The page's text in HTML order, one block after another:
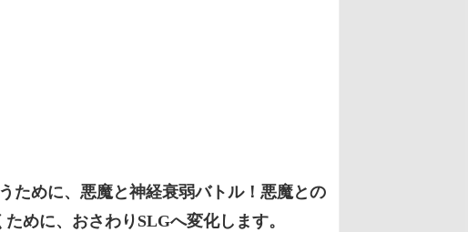
ために、悪魔と神経衰弱バトル！悪魔との
めに、おさわりSLGへ変化します。